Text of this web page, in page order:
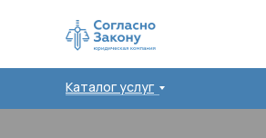
Каталог услуг